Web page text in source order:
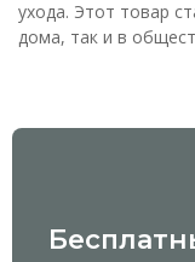
ухода. Этот товар
дома, так и в